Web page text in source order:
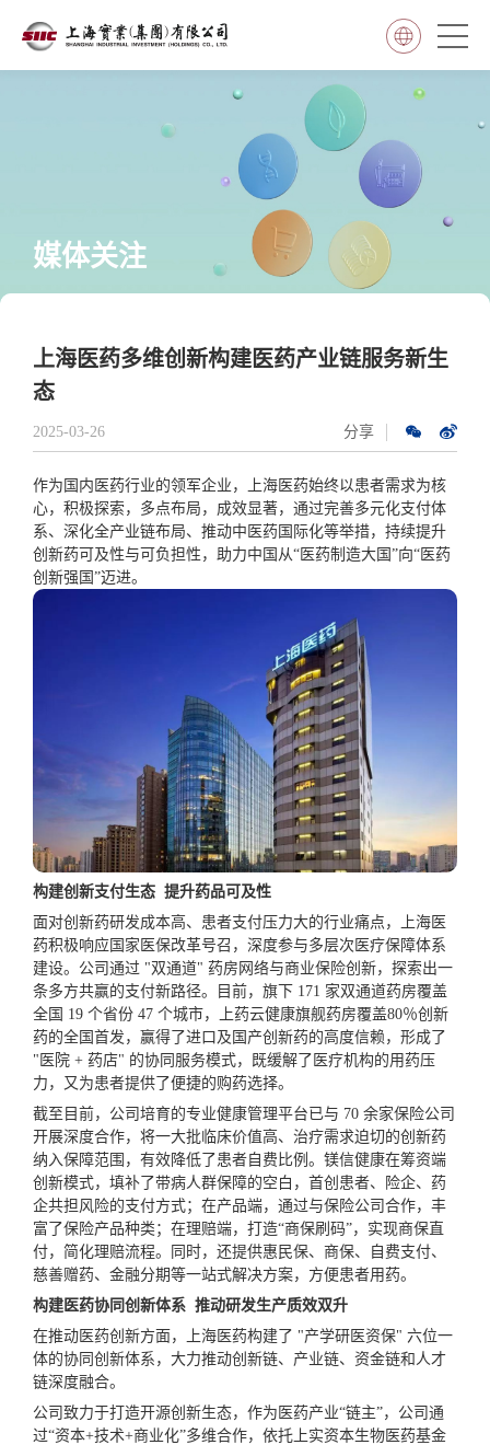
媒体关注
上海医药多维创新构建医药产业链服务新生
态
2025-03-26 分享
作为国内医药行业的领军企业，上海医药始终以患者需求为核
心，积极探索，多点布局，成效显著，通过完善多元化支付体
系、深化全产业链布局、推动中医药国际化等举措，持续提升
创新药可及性与可负担性，助力中国从“医药制造大国”向“医药
创新强国”迈进。
构建创新支付生态 提升药品可及性
面对创新药研发成本高、患者支付压力大的行业痛点，上海医
药积极响应国家医保改革号召，深度参与多层次医疗保障体系
建设。公司通过 "双通道" 药房网络与商业保险创新，探索出一
条多方共赢的支付新路径。目前，旗下 171 家双通道药房覆盖
全国 19 个省份 47 个城市，上药云健康旗舰药房覆盖80％创新
药的全国首发 ，赢得了进口及国产创新药的高度信赖，形成了
"医院 + 药店" 的协同服务模式，既缓解了医疗机构的用药压
力，又为患者提供了便捷的购药选择。
截至目前，公司培育的专业健康管理平台已与 70 余家保险公司
开展深度合作，将一大批临床价值高、治疗需求迫切的创新药
纳入保障范围，有效降低了患者自费比例。镁信健康在筹资端
创新模式，填补了带病人群保障的空白，首创患者、险企、药
企共担风险的支付方式；在产品端，通过与保险公司合作，丰
富了保险产品种类；在理赔端，打造“商保刷码”，实现商保直
付，简化理赔流程。同时，还提供惠民保、商保、自费支付、
慈善赠药、金融分期等一站式解决方案，方便患者用药。
构建医药协同创新体系 推动研发生产质效双升
在推动医药创新方面，上海医药构建了 "产学研医资保" 六位一
体的协同创新体系，大力推动创新链、产业链、资金链和人才
链深度融合。
公司致力于打造开源创新生态，作为医药产业“链主”，公司通
过“资本+技术+商业化”多维合作，依托上实资本生物医药基金